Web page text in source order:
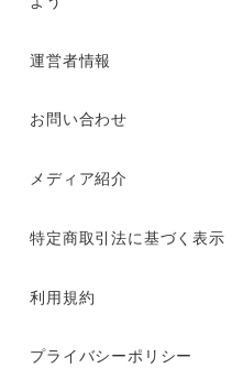
運営者情報
お問い合わせ
メディア紹介
特定商取引法に基づく表示
利用規約
プライバシーポリシー